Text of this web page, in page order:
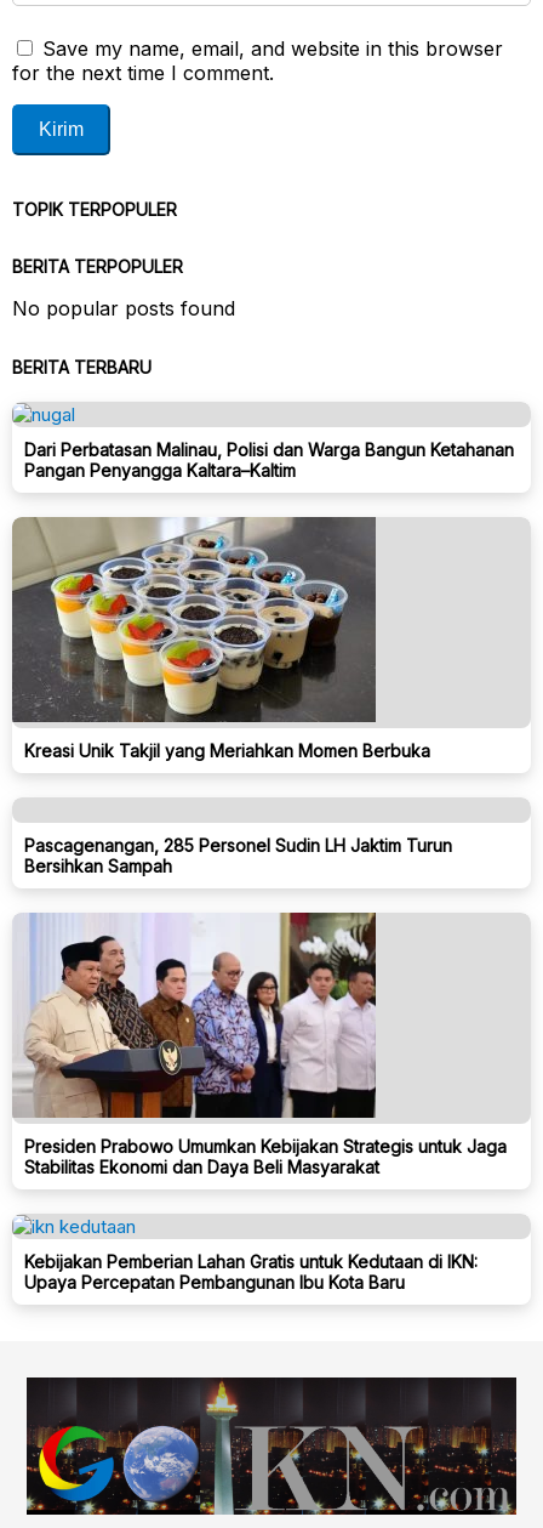
Save my name, email, and website in this browser
for the next time I comment.
TOPIK TERPOPULER
BERITA TERPOPULER
No popular posts found
BERITA TERBARU
Dari Perbatasan Malinau, Polisi dan Warga Bangun Ketahanan
Pangan Penyangga Kaltara–Kaltim
Kreasi Unik Takjil yang Meriahkan Momen Berbuka
Pascagenangan, 285 Personel Sudin LH Jaktim Turun
Bersihkan Sampah
Presiden Prabowo Umumkan Kebijakan Strategis untuk Jaga
Stabilitas Ekonomi dan Daya Beli Masyarakat
Kebijakan Pemberian Lahan Gratis untuk Kedutaan di IKN:
Upaya Percepatan Pembangunan Ibu Kota Baru